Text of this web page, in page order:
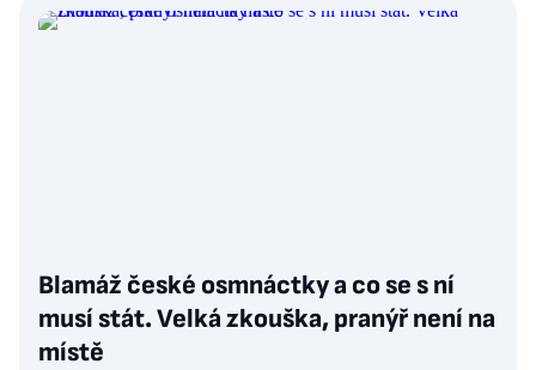
Blamáž české osmnáctky a co se s ní
musí stát. Velká zkouška, pranýř není na
místě